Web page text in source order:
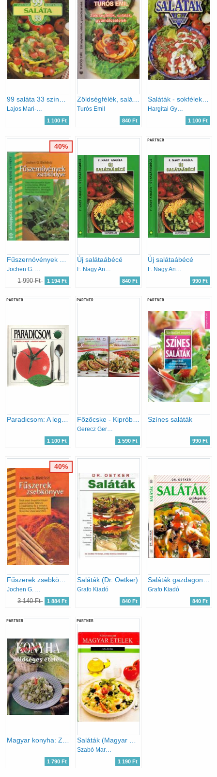
99 saláta 33 színes ételfotóval
Lajos Mari-Hemző Károly
1 100 Ft
Zöldségfélék, saláták, gyümölcsételek
Turós Emil
840 Ft
Saláták - sokféleképpen
Hargitai György
1 100 Ft
Jochen G. Bielefeld
1 990 Ft 1 194 Ft
40%
Új salátaábécé
F. Nagy Angéla
840 Ft
PARTNER
Új salátaábécé
F. Nagy Angéla
990 Ft
PARTNER
Paradicsom: A legjobb receptek - vásárlási tanácsok (A Föld ajándéka)
1 100 Ft
PARTNER
Főzőcske - Kipróbált receptek alapján könyvcsomag (2 füzet)
Gerecz Gergely - Szepessy Vilma
1 590 Ft
PARTNER
Színes saláták
990 Ft
Jochen G. Bielefeld
3 140 Ft 1 884 Ft
40%
Saláták (Dr. Oetker)
Grafo Kiadó
840 Ft
Grafo Kiadó
840 Ft
PARTNER
1 790 Ft
PARTNER
1 190 Ft